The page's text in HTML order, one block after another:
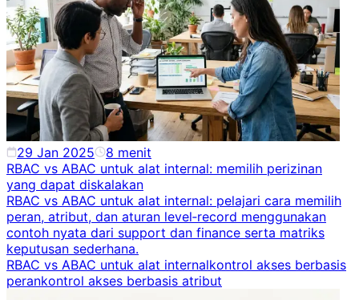
29 Jan 2025 8 menit
RBAC vs ABAC untuk alat internal: memilih perizinan
yang dapat diskalakan
RBAC vs ABAC untuk alat internal: pelajari cara memilih
peran, atribut, dan aturan level‑record menggunakan
contoh nyata dari support dan finance serta matriks
keputusan sederhana.
RBAC vs ABAC untuk alat internalkontrol akses berbasis
perankontrol akses berbasis atribut